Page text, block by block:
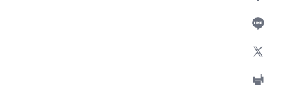
加入好